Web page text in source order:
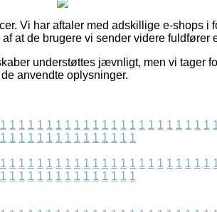
Vi har aftaler med adskillige e-shops i
at de brugere vi sender videre fuldfører
understøttes jævnligt, men vi tager
anvendte oplysninger.
1 1 1 1 1 1 1 1 1 1 1 1 1 1 1 1 1 1 1 1 1 1 1
1 1 1 1 1 1 1 1 1 1 1 1 1 1 1
1 1 1 1 1 1 1 1 1 1 1 1 1 1 1 1 1 1 1 1 1 1 1
1 1 1 1 1 1 1 1 1 1 1 1 1 1 1